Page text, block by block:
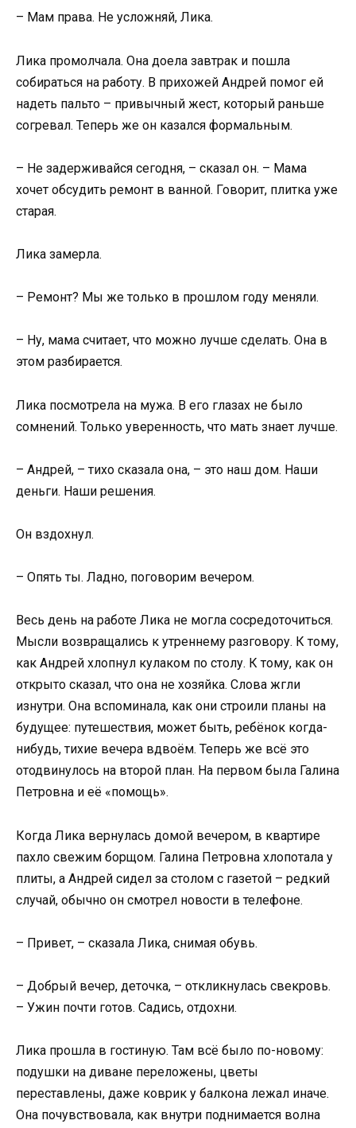
– Мам права. Не усложняй, Лика.
Лика промолчала. Она доела завтрак и пошла
собираться на работу. В прихожей Андрей помог ей
надеть пальто – привычный жест, который раньше
согревал. Теперь же он казался формальным.
– Не задерживайся сегодня, – сказал он. – Мама
хочет обсудить ремонт в ванной. Говорит, плитка уже
старая.
Лика замерла.
– Ремонт? Мы же только в прошлом году меняли.
– Ну, мама считает, что можно лучше сделать. Она в
этом разбирается.
Лика посмотрела на мужа. В его глазах не было
сомнений. Только уверенность, что мать знает лучше.
– Андрей, – тихо сказала она, – это наш дом. Наши
деньги. Наши решения.
Он вздохнул.
– Опять ты. Ладно, поговорим вечером.
Весь день на работе Лика не могла сосредоточиться.
Мысли возвращались к утреннему разговору. К тому,
как Андрей хлопнул кулаком по столу. К тому, как он
открыто сказал, что она не хозяйка. Слова жгли
изнутри. Она вспоминала, как они строили планы на
будущее: путешествия, может быть, ребёнок когда-
нибудь, тихие вечера вдвоём. Теперь же всё это
отодвинулось на второй план. На первом была Галина
Петровна и её «помощь».
Когда Лика вернулась домой вечером, в квартире
пахло свежим борщом. Галина Петровна хлопотала у
плиты, а Андрей сидел за столом с газетой – редкий
случай, обычно он смотрел новости в телефоне.
– Привет, – сказала Лика, снимая обувь.
– Добрый вечер, деточка, – откликнулась свекровь.
– Ужин почти готов. Садись, отдохни.
Лика прошла в гостиную. Там всё было по-новому:
подушки на диване переложены, цветы
переставлены, даже коврик у балкона лежал иначе.
Она почувствовала, как внутри поднимается волна